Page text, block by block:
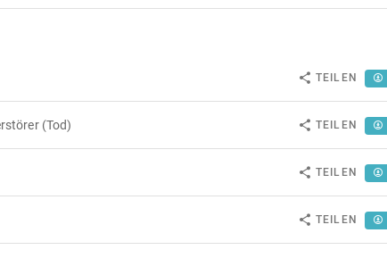
TEILEN
(Tod) TEILEN
TEILEN
TEILEN